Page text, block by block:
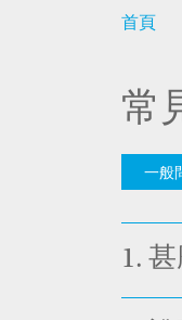
首頁
常
一般
1. 甚